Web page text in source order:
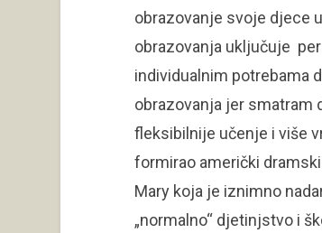
obrazovanje svoje djece
obrazovanja uključuje
individualnim potrebama
obrazovanja jer smatram
fleksibilnije učenje i više
formirao američki
Mary koja je iznimno
„normalno“ djetinjstvo i